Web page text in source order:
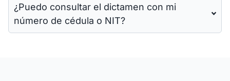
¿Puedo consultar el dictamen con mi
número de cédula o NIT?